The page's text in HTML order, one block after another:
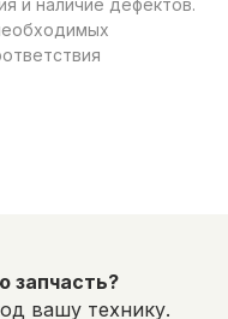
и наличие дефектов.
запчасть?
вашу технику.